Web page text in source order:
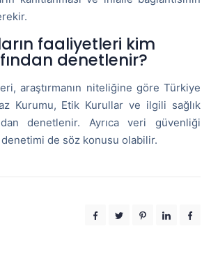
faaliyetleri kim
denetlenir?
araştırmanın niteliğine göre Türkiye
Kurumu, Etik Kurullar ve ilgili sağlık
denetlenir. Ayrıca veri güvenliği
denetimi de söz konusu olabilir.